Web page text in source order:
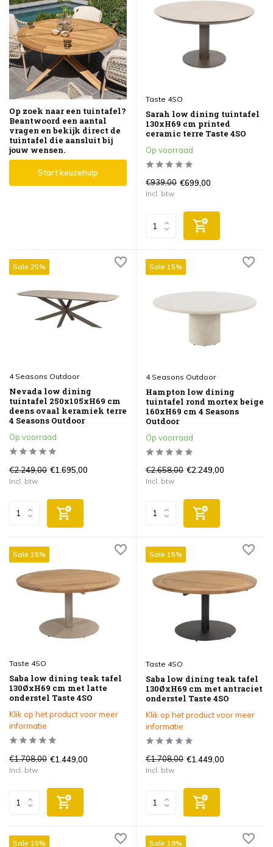
Op zoek naar een tuintafel?
Beantwoord een aantal
vragen en bekijk direct de
tuintafel die aansluit bij
jouw wensen.
Start keuzehulp
Taste 4SO
Sarah low dining tuintafel
130xH69 cm printed
ceramic terre Taste 4SO
Op voorraad
€939,00 €699,00
Incl. btw
Sale 25%
4 Seasons Outdoor
Nevada low dining
tuintafel 250x105xH69 cm
deens ovaal keramiek terre
4 Seasons Outdoor
Op voorraad
€2.249,00 €1.695,00
Incl. btw
Sale 15%
4 Seasons Outdoor
Hampton low dining
tuintafel rond mortex beige
160xH69 cm 4 Seasons
Outdoor
Op voorraad
€2.658,00 €2.249,00
Incl. btw
Sale 15%
Taste 4SO
Saba low dining teak tafel
130ØxH69 cm met latte
onderstel Taste 4SO
Klik op het product voor meer
informatie
€1.708,00 €1.449,00
Incl. btw
Sale 15%
Taste 4SO
Saba low dining teak tafel
130ØxH69 cm met antraciet
onderstel Taste 4SO
Klik op het product voor meer
informatie
€1.708,00 €1.449,00
Incl. btw
Sale 15% Sale 19%